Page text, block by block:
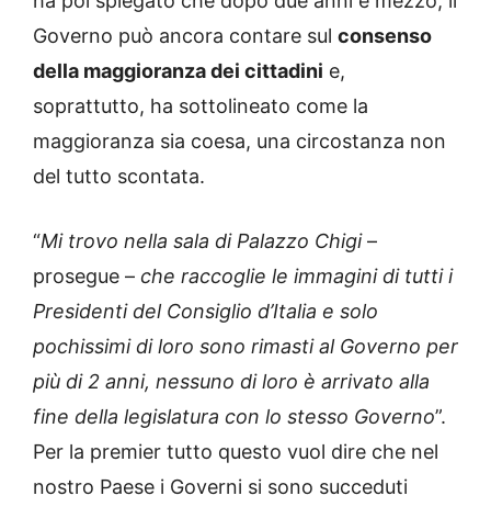
Governo può ancora contare sul consenso
della maggioranza dei cittadini e,
soprattutto, ha sottolineato come la
maggioranza sia coesa, una circostanza non
del tutto scontata.
“Mi trovo nella sala di Palazzo Chigi–
prosegue – che raccoglie le immagini di tutti i
Presidenti del Consiglio d’Italia e solo
pochissimi di loro sono rimasti al Governo per
più di 2 anni, nessuno di loro è arrivato alla
fine della legislatura con lo stesso Governo”.
Per la premier tutto questo vuol dire che nel
nostro Paese i Governi si sono succeduti